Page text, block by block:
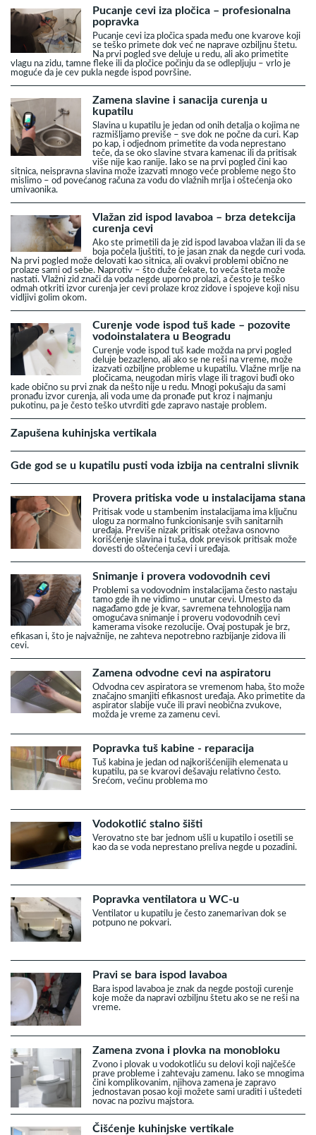
Pucanje cevi iza pločica – profesionalna
popravka
Pucanje cevi iza pločica spada među one kvarove koji
se teško primete dok već ne naprave ozbiljnu štetu.
Na prvi pogled sve deluje u redu, ali ako primetite
vlagu na zidu, tamne fleke ili da pločice počinju da se odlepljuju – vrlo je
moguće da je cev pukla negde ispod površine.
Zamena slavine i sanacija curenja u
kupatilu
Slavina u kupatilu je jedan od onih detalja o kojima ne
razmišljamo previše – sve dok ne počne da curi. Kap
po kap, i odjednom primetite da voda neprestano
teče, da se oko slavine stvara kamenac ili da pritisak
više nije kao ranije. Iako se na prvi pogled čini kao
sitnica, neispravna slavina može izazvati mnogo veće probleme nego što
mislimo – od povećanog računa za vodu do vlažnih mrlja i oštećenja oko
umivaonika.
Vlažan zid ispod lavaboa – brza detekcija
curenja cevi
Ako ste primetili da je zid ispod lavaboa vlažan ili da se
boja počela ljuštiti, to je jasan znak da negde curi voda.
Na prvi pogled može delovati kao sitnica, ali ovakvi problemi obično ne
prolaze sami od sebe. Naprotiv – što duže čekate, to veća šteta može
nastati. Vlažni zid znači da voda negde uporno prolazi, a često je teško
odmah otkriti izvor curenja jer cevi prolaze kroz zidove i spojeve koji nisu
vidljivi golim okom.
Curenje vode ispod tuš kade – pozovite
vodoinstalatera u Beogradu
Curenje vode ispod tuš kade možda na prvi pogled
deluje bezazleno, ali ako se ne reši na vreme, može
izazvati ozbiljne probleme u kupatilu. Vlažne mrlje na
pločicama, neugodan miris vlage ili tragovi buđi oko
kade obično su prvi znak da nešto nije u redu. Mnogi pokušaju da sami
pronađu izvor curenja, ali voda ume da pronađe put kroz i najmanju
pukotinu, pa je često teško utvrditi gde zapravo nastaje problem.
Zapušena kuhinjska vertikala
Gde god se u kupatilu pusti voda izbija na centralni slivnik
Provera pritiska vode u instalacijama stana
Pritisak vode u stambenim instalacijama ima ključnu
ulogu za normalno funkcionisanje svih sanitarnih
uređaja. Previše nizak pritisak otežava osnovno
korišćenje slavina i tuša, dok previsok pritisak može
dovesti do oštećenja cevi i uređaja.
Snimanje i provera vodovodnih cevi
Problemi sa vodovodnim instalacijama često nastaju
tamo gde ih ne vidimo – unutar cevi. Umesto da
nagađamo gde je kvar, savremena tehnologija nam
omogućava snimanje i proveru vodovodnih cevi
kamerama visoke rezolucije. Ovaj postupak je brz,
efikasan i, što je najvažnije, ne zahteva nepotrebno razbijanje zidova ili
cevi.
Zamena odvodne cevi na aspiratoru
Odvodna cev aspiratora se vremenom haba, što može
značajno smanjiti efikasnost uređaja. Ako primetite da
aspirator slabije vuče ili pravi neobična zvukove,
možda je vreme za zamenu cevi.
Popravka tuš kabine - reparacija
Tuš kabina je jedan od najkorišćenijih elemenata u
kupatilu, pa se kvarovi dešavaju relativno često.
Srećom, većinu problema mo
Vodokotlić stalno šišti
Verovatno ste bar jednom ušli u kupatilo i osetili se
kao da se voda neprestano preliva negde u pozadini.
Popravka ventilatora u WC-u
Ventilator u kupatilu je često zanemarivan dok se
potpuno ne pokvari.
Pravi se bara ispod lavaboa
Bara ispod lavaboa je znak da negde postoji curenje
koje može da napravi ozbiljnu štetu ako se ne reši na
vreme.
Zamena zvona i plovka na monobloku
Zvono i plovak u vodokotliću su delovi koji najčešće
prave probleme i zahtevaju zamenu. Iako se mnogima
čini komplikovanim, njihova zamena je zapravo
jednostavan posao koji možete sami uraditi i uštedeti
novac na pozivu majstora.
Čišćenje kuhinjske vertikale